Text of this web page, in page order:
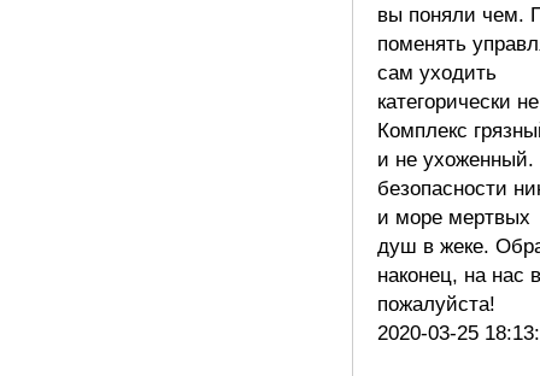
вы поняли чем.
поменять
сам уходить
категорически
Комплекс
и не
безопасности
и море мертвых
душ в жеке.
наконец, на нас
пожалуйста!
2020-03-25